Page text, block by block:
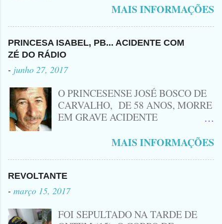
no Sertão da Paraíba, o Lendário
Leozinho . Segundo informações , o
Criminoso Leonardo, 22 anos, foi
atingido com disparo de calibre 12. O
Procurado pela Justiça havia matado
a Namorada dele, Fabrícia Nogueira ,
Peixeira. Ele deu mais de 10 Facadas
na Adolescente.
MAIS INFORMAÇÕES
PRINCESA ISABEL, PB... ACIDENTE COM
ZÉ DO RÁDIO
- junho 27, 2017
O PRINCESENSE JOSÉ BOSCO DE
CARVALHO, DE 58 ANOS, MORRE
EM GRAVE ACIDENTE
CINQUENTINHA SHINERAY E UM
VEÍCULO MONTANA, TRAGÉDIA
ACONTECEU AGORA A TARDE
PRÓXIMO A ENTRADA DE LAGOA
DA CRUZ, A VÍTIMA CONHECIDA
NO LOCAL... ZÉ DO RÁDIO COMO
MAIS INFORMAÇÕES
REVOLTANTE
- março 15, 2017
FOI SEPULTADO NA TARDE DE